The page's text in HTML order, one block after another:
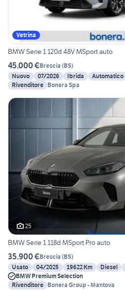
Vetrina
BMW Serie 1 120d 48V MSport auto
45.000 €Brescia (BS)
Nuovo
07/2026 Ibrida Automatico
Rivenditore Bonera Spa
25
BMW Serie 1 118d MSport Pro auto
35.900 €Brescia (BS)
Usato
04/2025 19622 Km Diesel
BMW Premium Selection
Rivenditore Bonera Group - Mantova